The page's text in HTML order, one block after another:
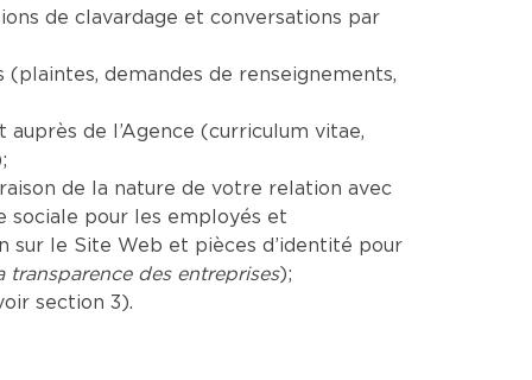
de clavardage et conversations par
demandes de renseignements,
auprès de l’Agence (curriculum vitae,
de la nature de votre relation avec
sociale pour les employés et
sur le Site Web et pièces d’identité pour
des entreprises);
section 3).